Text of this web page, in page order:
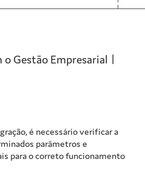
oGestão Empresarial |
é necessário verificar a
parâmetros e
para o correto funcionamento